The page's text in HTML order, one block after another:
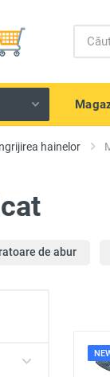
hainelor
de abur